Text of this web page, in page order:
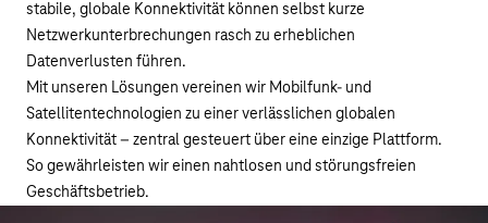
stabile, globale Konnektivität können selbst kurze
Netzwerkunterbrechungen rasch zu erheblichen
Datenverlusten führen.
Mit unseren Lösungen vereinen wir Mobilfunk- und
Satellitentechnologien zu einer verlässlichen globalen
Konnektivität – zentral gesteuert über eine einzige Plattform.
So gewährleisten wir einen nahtlosen und störungsfreien
Geschäftsbetrieb.